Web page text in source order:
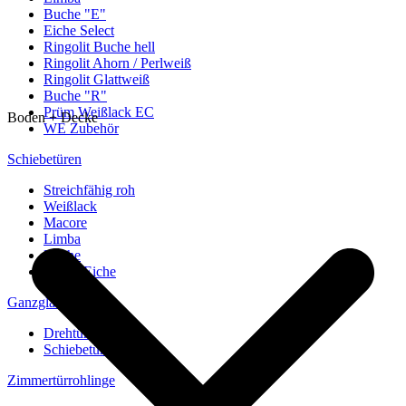
Buche "E"
Eiche Select
Ringolit Buche hell
Ringolit Ahorn / Perlweiß
Ringolit Glattweiß
Buche "R"
Prüm Weißlack EC
WE Zubehör
Schiebetüren
Streichfähig roh
Weißlack
Macore
Limba
Buche
europ. Eiche
Ganzglastüren
Drehtüren
Schiebetüren
Zimmertürrohlinge
Boden + Decke